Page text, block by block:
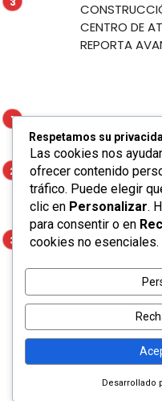
CENTRO DE
REPORTA
de
CENTRO DE
REPORTA
Ceris © 2020.
Respetamos su
Las cookies nos
ofrecer contenido
tráfico. Puede elegir
clic en Personalizar.
para consentir o en
cookies no esenciales.
Desarrollado